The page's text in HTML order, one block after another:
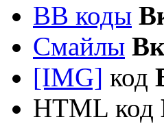
BB коды
Смайлы
[IMG] код
HTML код